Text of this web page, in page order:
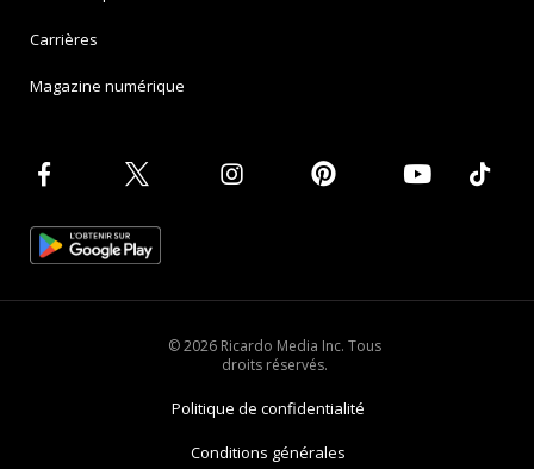
Carrières
Magazine numérique
© 2026 Ricardo Media Inc. Tous
droits réservés.
Politique de confidentialité
Conditions générales